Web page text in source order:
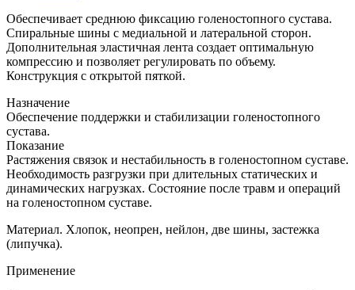
Обеспечивает среднюю фиксацию голеностопного сустава.
Спиральные шины с медиальной и латеральной сторон.
Дополнительная эластичная лента создает оптимальную
компрессию и позволяет регулировать по объему.
Конструкция с открытой пяткой.
Назначение
Обеспечение поддержки и стабилизации голеностопного
сустава.
Показание
Растяжения связок и нестабильность в голеностопном суставе.
Необходимость разгрузки при длительных статических и
динамических нагрузках. Состояние после травм и операций
на голеностопном суставе.
Материал. Хлопок, неопрен, нейлон, две шины, застежка
(липучка).
Применение